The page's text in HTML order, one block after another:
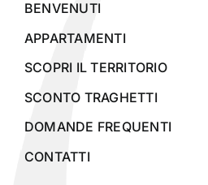
BENVENUTI
APPARTAMENTI
SCOPRI IL TERRITORIO
SCONTO TRAGHETTI
DOMANDE FREQUENTI
CONTATTI